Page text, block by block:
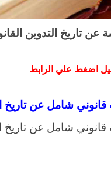
عن تاريخ التدوين
اضغط علي الرابط
شامل عن تاريخ
شامل عن تاريخ